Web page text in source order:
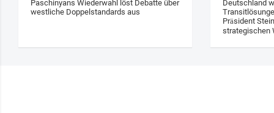
Paschinyans Wiederwahl löst Debatte über
westliche Doppelstandards aus
Deutschland
Präsident
strategischen